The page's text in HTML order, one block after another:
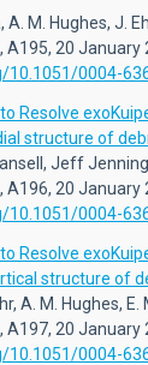
A. M. Hughes, J.
A195, 20 January
10.1051/0004-
Resolve
structure of
Jeff
A196, 20 January
10.1051/0004-
Resolve
structure of
A. M. Hughes,
A197, 20 January
10.1051/0004-